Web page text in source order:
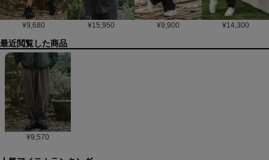
¥9,680 ¥15,950 ¥9,900 ¥14,300
最近閲覧した商品
¥9,570